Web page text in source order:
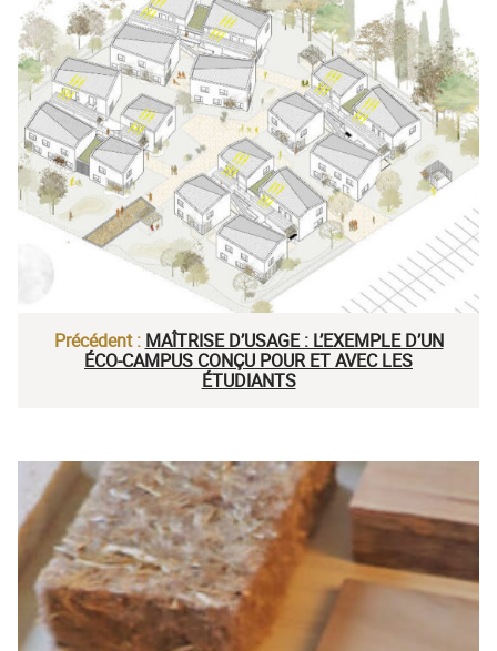
Précédent : MAÎTRISE D’USAGE : L’EXEMPLE D’UN
ÉCO-CAMPUS CONÇU POUR ET AVEC LES
ÉTUDIANTS